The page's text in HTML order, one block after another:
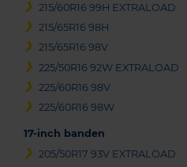
215/60R16 99H EXTRALOAD
215/65R16 98H
215/65R16 98V
225/50R16 92W EXTRALOAD
225/60R16 98V
225/60R16 98W
17-inch banden
205/50R17 93V EXTRALOAD